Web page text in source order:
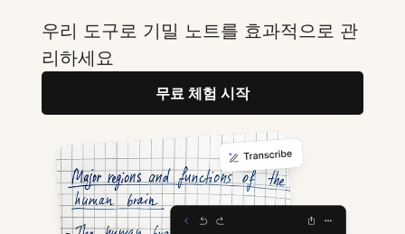
우리 도구로 기밀 노트를 효과적으로 관
리하세요
무료 체험 시작